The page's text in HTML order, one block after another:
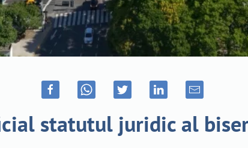
statutul juridic al